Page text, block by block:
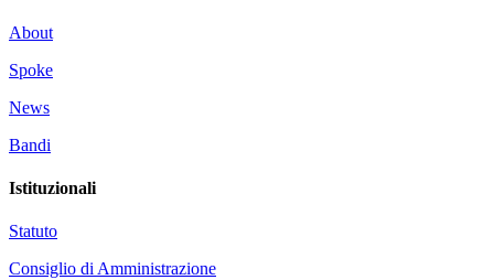
About
Spoke
News
Bandi
Istituzionali
Statuto
Consiglio di Amministrazione